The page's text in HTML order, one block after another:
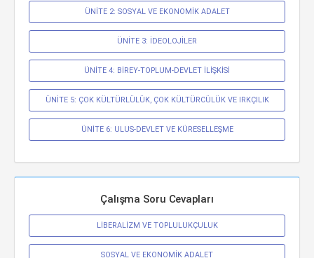
ÜNİTE 2: SOSYAL VE EKONOMİK ADALET
ÜNİTE 3: İDEOLOJİLER
ÜNİTE 4: BİREY-TOPLUM-DEVLET İLİŞKİSİ
ÜNİTE 5: ÇOK KÜLTÜRLÜLÜK, ÇOK KÜLTÜRCÜLÜK VE IRKÇILIK
ÜNİTE 6: ULUS-DEVLET VE KÜRESELLEŞME
Çalışma Soru Cevapları
LİBERALİZM VE TOPLULUKÇULUK
SOSYAL VE EKONOMİK ADALET